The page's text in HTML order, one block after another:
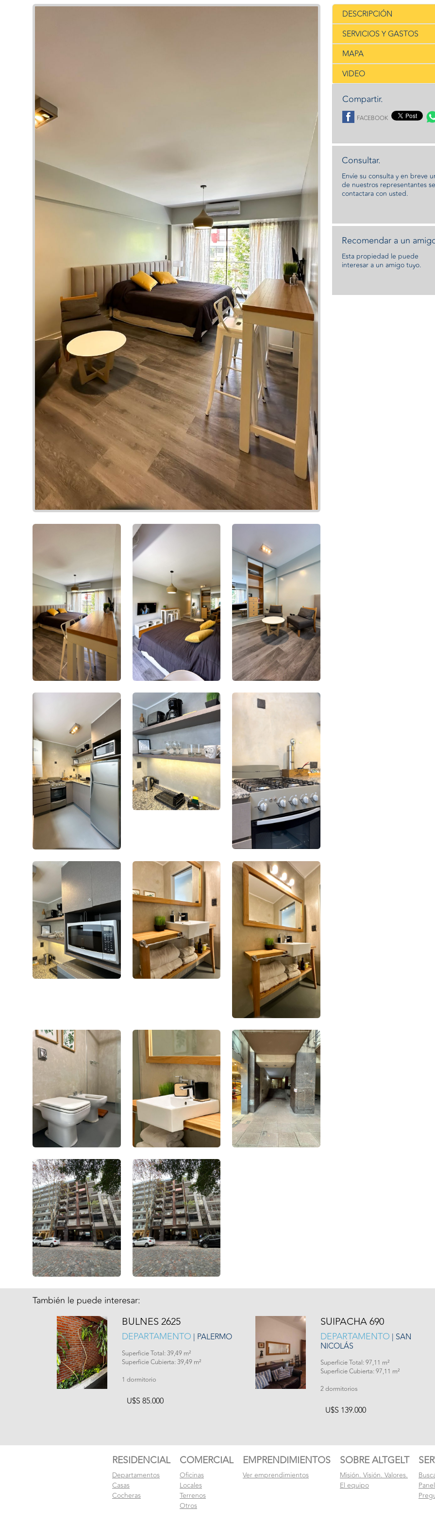
DESCRIPCIÓN
SERVICIOS Y GASTOS
MAPA
VIDEO
Compartir.
FACEBOOK
Consultar.
Envíe su consulta y en breve
de nuestros representantes se
contactara con usted.
Recomendar a un
Esta propiedad le puede
interesar a un amigo tuyo.
También le puede interesar:
BULNES 2625
DEPARTAMENTO | PALERMO
Superficie Total: 39,49 m²
Superficie Cubierta: 39,49 m²
1 dormitorio
U$S 85.000
SUIPACHA 690
DEPARTAMENTO | SAN
NICOLÁS
Superficie Total: 97,11 m²
Superficie Cubierta: 97,11 m²
2 dormitorios
U$S 139.000
RESIDENCIAL
Departamentos
Casas
Cocheras
COMERCIAL
Oficinas
Locales
Terrenos
Otros
EMPRENDIMIENTOS
Ver emprendimientos
SOBRE ALTGELT
Misión. Visión. Valores.
El equipo